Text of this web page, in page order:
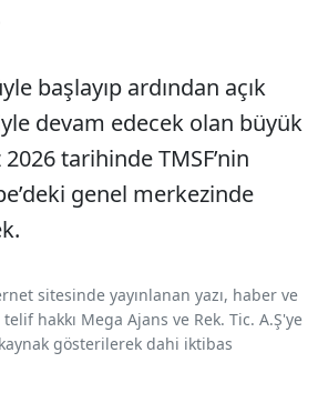
başlayıp ardından açık
devam edecek olan büyük
tarihinde TMSF’nin
genel merkezinde
sitesinde yayınlanan yazı, haber ve
hakkı Mega Ajans ve Rek. Tic. A.Ş'ye
gösterilerek dahi iktibas